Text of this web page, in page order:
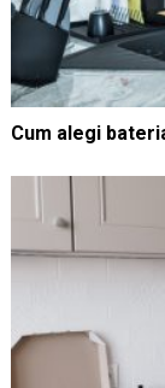
Cum alegi